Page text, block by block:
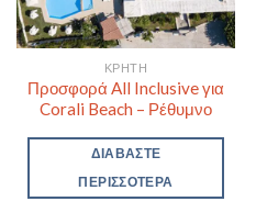
ΚΡΉΤΗ
Προσφορά All Inclusive για
Corali Beach – Ρέθυμνο
ΔΙΑΒΆΣΤΕ
ΠΕΡΙΣΣΌΤΕΡΑ